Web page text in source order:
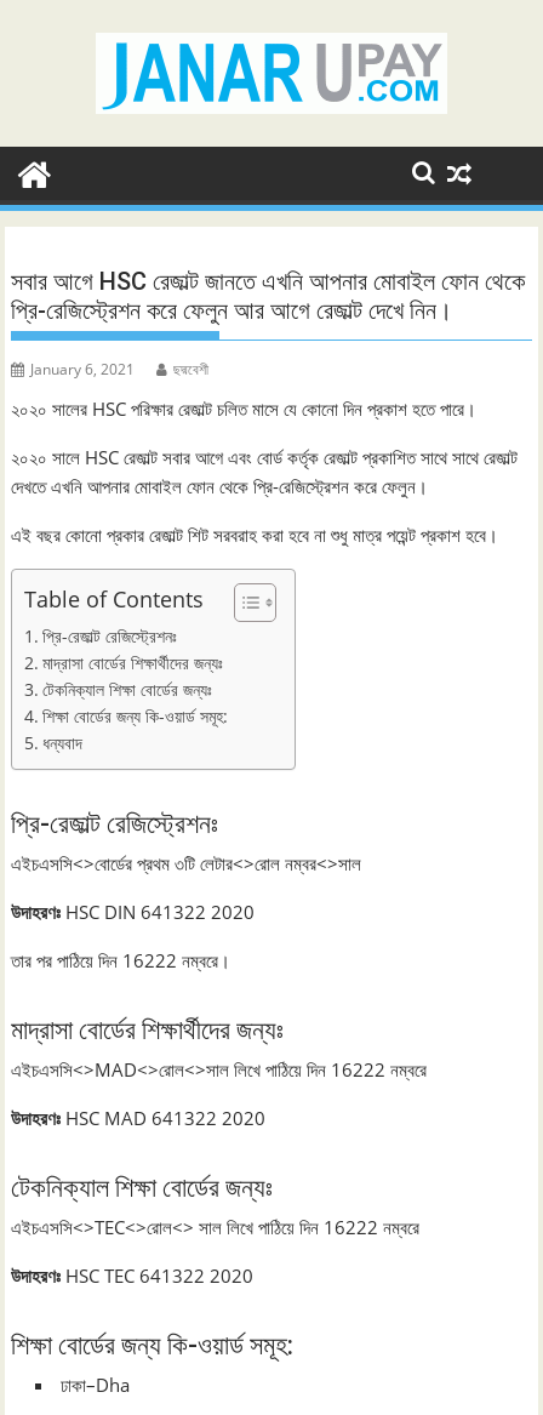
সবার আগে HSC রেজাল্ট জানতে এখনি আপনার মোবাইল ফোন থেকে
প্রি-রেজিস্ট্রেশন করে ফেলুন আর আগে রেজাল্ট দেখে নিন।
January 6, 2021 ছদ্মবেশী
২০২০ সালের HSC পরিক্ষার রেজাল্ট চলিত মাসে যে কোনো দিন প্রকাশ হতে পারে।
২০২০ সালে HSC রেজাল্ট সবার আগে এবং বোর্ড কর্তৃক রেজাল্ট প্রকাশিত সাথে সাথে রেজাল্ট
দেখতে এখনি আপনার মোবাইল ফোন থেকে প্রি-রেজিস্ট্রেশন করে ফেলুন।
এই বছর কোনো প্রকার রেজাল্ট শিট সরবরাহ করা হবে না শুধু মাত্র পয়েন্ট প্রকাশ হবে।
Table of Contents
প্রি-রেজাল্ট রেজিস্ট্রেশনঃ
মাদ্রাসা বোর্ডের শিক্ষার্থীদের জন্যঃ
টেকনিক্যাল শিক্ষা বোর্ডের জন্যঃ
শিক্ষা বোর্ডের জন্য কি-ওয়ার্ড সমূহ:
ধন্যবাদ
প্রি-রেজাল্ট রেজিস্ট্রেশনঃ
এইচএসসি<>বোর্ডের প্রথম ৩টি লেটার<>রোল নম্বর<>সাল
উদাহরণঃ HSC DIN 641322 2020
তার পর পাঠিয়ে দিন 16222 নম্বরে।
মাদ্রাসা বোর্ডের শিক্ষার্থীদের জন্যঃ
এইচএসসি<>MAD<>রোল<>সাল লিখে পাঠিয়ে দিন 16222 নম্বরে
উদাহরণঃ HSC MAD 641322 2020
টেকনিক্যাল শিক্ষা বোর্ডের জন্যঃ
এইচএসসি<>TEC<>রোল<> সাল লিখে পাঠিয়ে দিন 16222 নম্বরে
উদাহরণঃ HSC TEC 641322 2020
শিক্ষা বোর্ডের জন্য কি-ওয়ার্ড সমূহ:
ঢাকা–Dha